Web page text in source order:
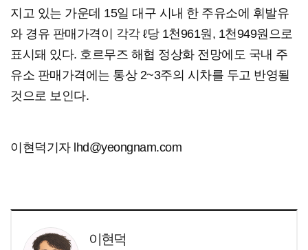
지고 있는 가운데 15일 대구 시내 한 주유소에 휘발유
와 경유 판매가격이 각각 ℓ당 1천961원, 1천949원으로
표시돼 있다. 호르무즈 해협 정상화 전망에도 국내 주
유소 판매가격에는 통상 2~3주의 시차를 두고 반영될
것으로 보인다.
이현덕기자 lhd@yeongnam.com
이현덕